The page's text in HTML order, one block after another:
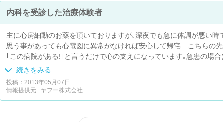
内科を受診した治療体験者
主に心房細動のお薬を頂いておりますが､深夜でも急に体調が悪い
思う事があっても心電図に異常がなければ安心して帰宅…こちらの
｢この病院がある!｣と言うだけで心の支えになっています｡急患の場
時にでも診察を受けておくと良いと思います｡病院やｹｶﾞは何時襲っ
続きをみる
投稿：2013年05月07日
情報提供元 : ヤフー株式会社